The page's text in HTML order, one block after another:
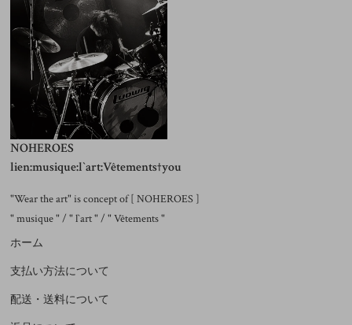
NOHEROES
lien:musique:l`art:Vêtements†you
"Wear the art" is concept of [ NOHEROES ]
" musique " / " l`art " / " Vêtements "
ホーム
支払い方法について
配送・送料について